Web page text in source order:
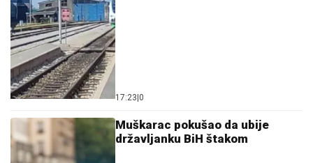
17:23 0
Muškarac pokušao da ubije
državljanku BiH štakom